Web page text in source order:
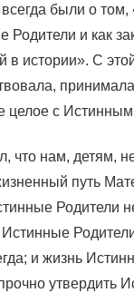
были о том,
Родители и как
в истории». С
целое с
что нам, детям,
путь
Родители
и жизнь
утвердить